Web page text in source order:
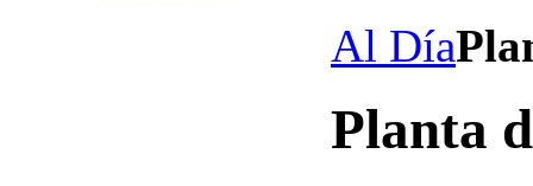
Al Día
Planta